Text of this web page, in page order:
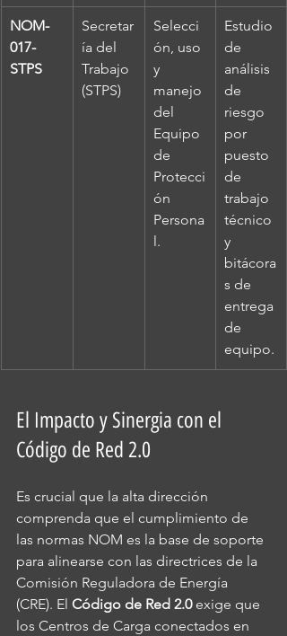
NOM-
017-
STPS
Secretar
ía del
Trabajo
(STPS)
Selecci
ón, uso
y
manejo
del
Equipo
de
Protecci
ón
Persona
l.
Estudio
de
análisis
de
riesgo
por
puesto
de
trabajo
técnico
y
bitácora
s de
entrega
de
equipo.
El Impacto y Sinergia con el
Código de Red 2.0
Es crucial que la alta dirección
comprenda que el cumplimiento de
las normas NOM es la base de soporte
para alinearse con las directrices de la
Comisión Reguladora de Energía
(CRE). El Código de Red 2.0 exige que
los Centros de Carga conectados en